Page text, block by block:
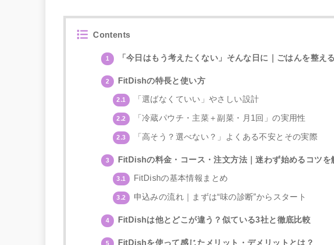
Contents
1 「今日はもう考えたくない」そんな日に｜ごはんを整え
2 FitDishの特長と使い方
2.1 「選ばなくていい」やさしい設計
2.2 「冷蔵パウチ・主菜＋副菜・月1回」の実用性
2.3 「高そう？選べない？」よくある不安とその実際
3 FitDishの料金・コース・注文方法｜迷わず始めるコツを
3.1 FitDishの基本情報まとめ
3.2 申込みの流れ｜まずは“味の診断”からスタート
4 FitDishは他とどこが違う？似ている3社と徹底比較
5 FitDishを使って感じたメリット・デメリットとは？